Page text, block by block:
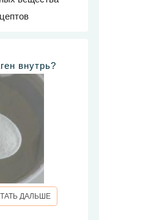
внутрь?
ДАЛЬШЕ